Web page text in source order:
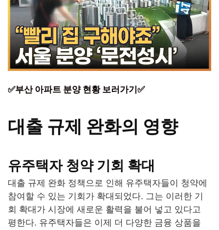
✅부산 아파트 분양 현황 보러가기✅
대출 규제 완화의 영향
유주택자 청약 기회 확대
대출 규제 완화 정책으로 인해 유주택자들이 청약에
참여할 수 있는 기회가 확대되었다. 그는 이러한 기
회 확대가 시장에 새로운 활력을 불어 넣고 있다고
평한다. 유주택자들은 이제 더 다양한 금융 상품을